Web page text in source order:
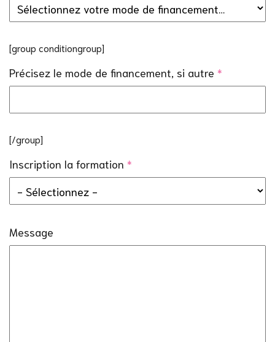
[group conditiongroup]
Précisez le mode de financement, si autre *
[/group]
Inscription la formation *
Message